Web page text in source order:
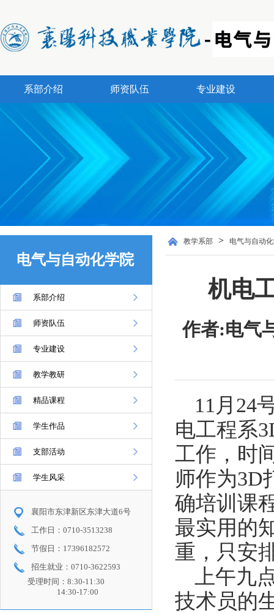
系部介绍 师资队伍 专业建设
电气与自动化学院
系部介绍
师资队伍
专业建设
教学教研
精品课程
学生作品
支部活动
学生风采
襄阳市东津新区东津大道6号
工作日：0710-3513238
节假日：17396182572
招生就业：0710-3622593
受理时间：8:30-11:30
14:30-17:00
教学系部 > 电气与自动
机电
作者:电
11月24
电工程系
工作，时
师作为3D
确培训课
最实用的
重，只安
上午九
技术员的